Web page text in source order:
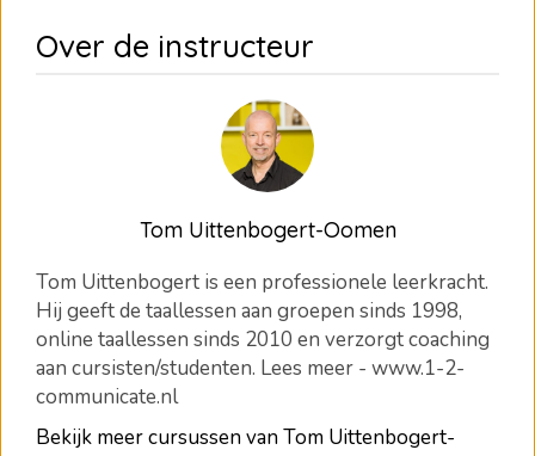
Over de instructeur
Tom Uittenbogert-Oomen
Tom Uittenbogert is een professionele leerkracht.
Hij geeft de taallessen aan groepen sinds 1998,
online taallessen sinds 2010 en verzorgt coaching
aan cursisten/studenten. Lees meer - www.1-2-
communicate.nl
Bekijk meer cursussen van Tom Uittenbogert-